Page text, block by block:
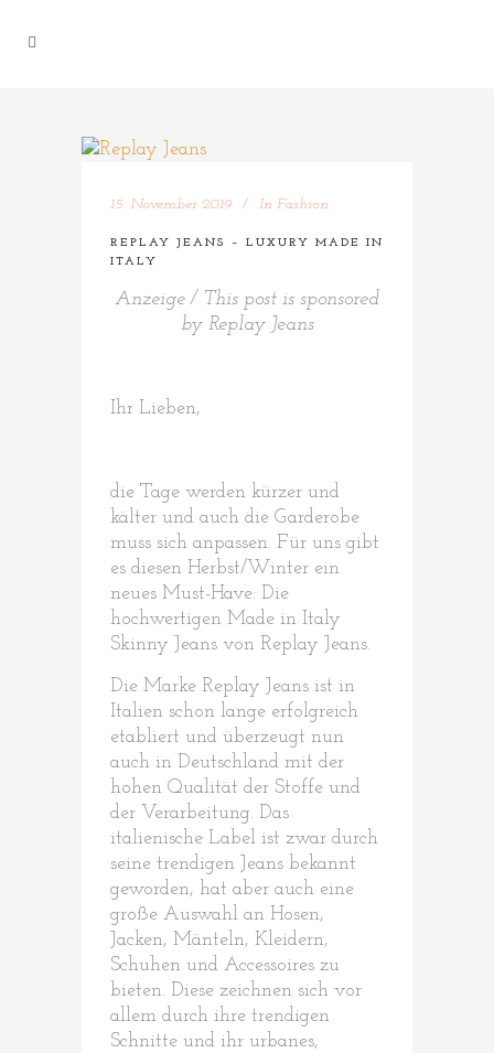
15. November 2019 In Fashion
REPLAY JEANS – LUXURY MADE IN
ITALY
Anzeige / This post is sponsored
by Replay Jeans
Ihr Lieben,
die Tage werden kürzer und
kälter und auch die Garderobe
muss sich anpassen. Für uns gibt
es diesen Herbst/Winter ein
neues Must-Have: Die
hochwertigen Made in Italy
Skinny Jeans von Replay Jeans.
Die Marke Replay Jeans ist in
Italien schon lange erfolgreich
etabliert und überzeugt nun
auch in Deutschland mit der
hohen Qualität der Stoffe und
der Verarbeitung. Das
italienische Label ist zwar durch
seine trendigen Jeans bekannt
geworden, hat aber auch eine
große Auswahl an Hosen,
Jacken, Mänteln, Kleidern,
Schuhen und Accessoires zu
bieten. Diese zeichnen sich vor
allem durch ihre trendigen
Schnitte und ihr urbanes,